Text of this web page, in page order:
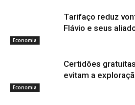
Economia
Tarifaço reduz
Flávio e seus
Economia
Certidões
evitam a